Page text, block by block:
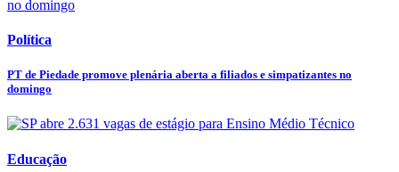
Política
PT de Piedade promove plenária aberta a filiados e simpatizantes no
domingo
Educação